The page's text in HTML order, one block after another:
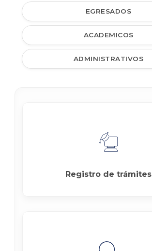
EGRESADOS
ACADEMICOS
ADMINISTRATIVOS
Registro de trámites